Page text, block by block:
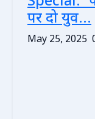
पर दो युव...
May 25, 2025